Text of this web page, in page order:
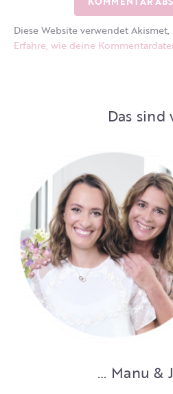
Diese Website verwendet
Erfahre, wie deine
Das sind
… Manu &